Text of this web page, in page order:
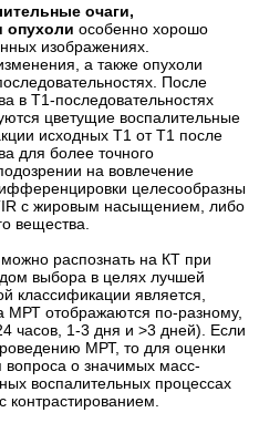
очаги,
опухоли особенно хорошо
изображениях.
а также опухоли
После
в Т1-последовательностях
цветущие воспалительные
исходных Т1 от Т1 после
для более точного
на вовлечение
целесообразны
с жировым насыщением, либо
вещества.
можно распознать на КТ при
выбора в целях лучшей
классификации является,
МРТ отображаются по-разному,
часов, 1-3 дня и >3 дней). Если
МРТ, то для оценки
вопроса о значимых масс-
воспалительных процессах
контрастированием.